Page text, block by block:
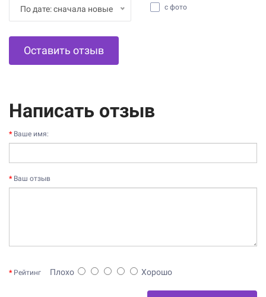
По дате: сначала новые с фото
Оставить отзыв
Написать отзыв
Ваше имя:
Ваш отзыв
Рейтинг Плохо Хорошо